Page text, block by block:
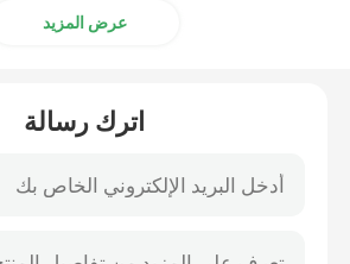
عرض المزيد
اترك رسالة